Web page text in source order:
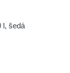
l, šedá